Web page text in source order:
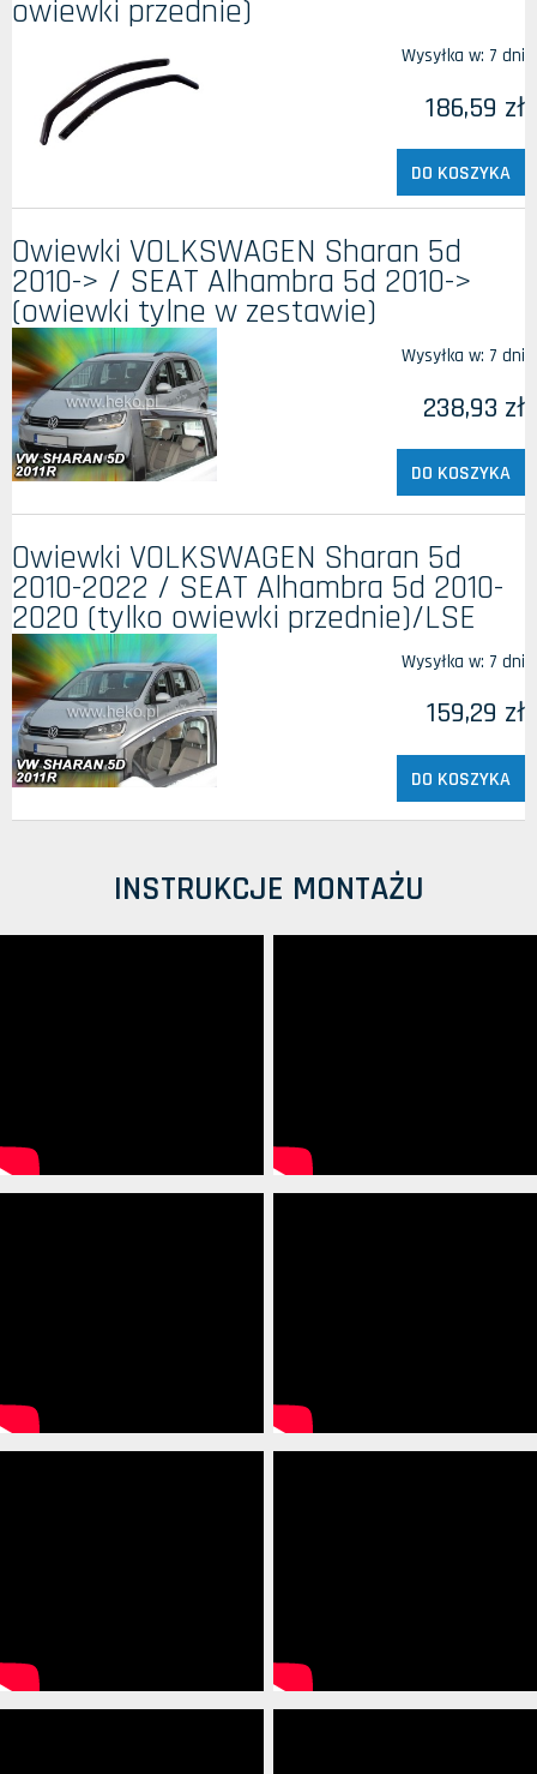
owiewki przednie)
Wysyłka w: 7 dni
186,59 zł
DO KOSZYKA
Owiewki VOLKSWAGEN Sharan 5d
2010-> / SEAT Alhambra 5d 2010->
(owiewki tylne w zestawie)
Wysyłka w: 7 dni
238,93 zł
DO KOSZYKA
Owiewki VOLKSWAGEN Sharan 5d
2010-2022 / SEAT Alhambra 5d 2010-
2020 (tylko owiewki przednie)/LSE
Wysyłka w: 7 dni
159,29 zł
DO KOSZYKA
INSTRUKCJE MONTAŻU